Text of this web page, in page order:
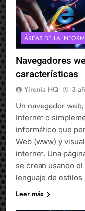
ÁREAS DE LA
Navegadores
características
Yirenia HQ 3
Un navegador
Internet o
informático que
Web (www) y
internet. Una
se crean usando
lenguaje de estilos
Leer más